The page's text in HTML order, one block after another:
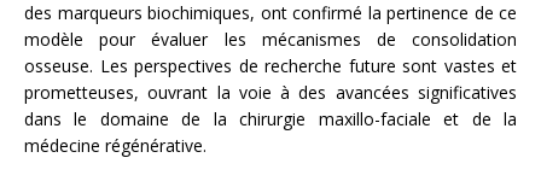
des marqueurs biochimiques, ont confirmé la pertinence de ce
modèle pour évaluer les mécanismes de consolidation
osseuse. Les perspectives de recherche future sont vastes et
prometteuses, ouvrant la voie à des avancées significatives
dans le domaine de la chirurgie maxillo-faciale et de la
médecine régénérative.